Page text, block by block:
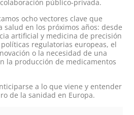
público-privada.
ocho vectores clave que
salud en los próximos años: desde
artificial y medicina de precisión
regulatorias europeas, el
o la necesidad de una
la producción de medicamentos
a lo que viene y entender
de la sanidad en Europa.